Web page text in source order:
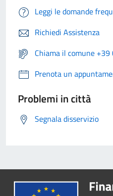
Leggi le domande
Richiedi Assistenza
Chiama il comune
Prenota un
Problemi in città
Segnala disservizio